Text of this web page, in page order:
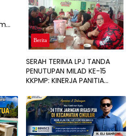
Berita
SERAH TERIMA LPJ TANDA
PENUTUPAN MILAD KE-15
KKPMP: KINERJA PANITIA
BERSIH DARI MASALAH
KEUANGAN